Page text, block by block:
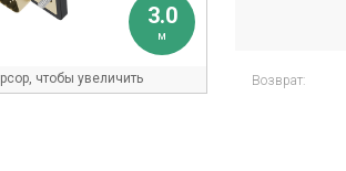
3.0
м
чтобы увеличить Возврат: